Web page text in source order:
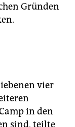
Gründen
vier
in den
sind, teilte